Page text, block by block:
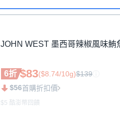
JOHN WEST 墨西哥辣椒風味鮪
6折 $83($8.74/10g)$139
$56首購折扣價
$5 酷澎幣回饋